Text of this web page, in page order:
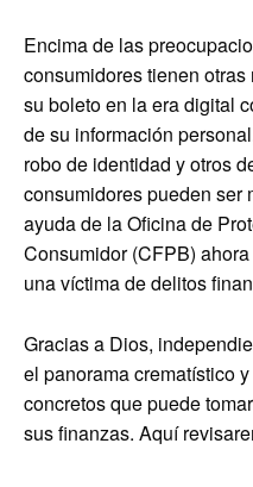
Encima de las
consumidores tienen
su boleto en la era digital
de su información
robo de identidad y otros
consumidores pueden ser
ayuda de la Oficina de
Consumidor (CFPB)
una víctima de delitos
Gracias a Dios,
el panorama crematístico
concretos que puede
sus finanzas. Aquí